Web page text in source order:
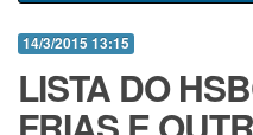
14/3/2015 13:15
LISTA DO